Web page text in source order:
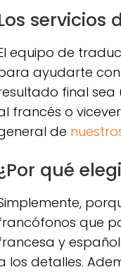
equipo de
ayudarte
final sea
francés o
de
qué
que
y
los detalles.